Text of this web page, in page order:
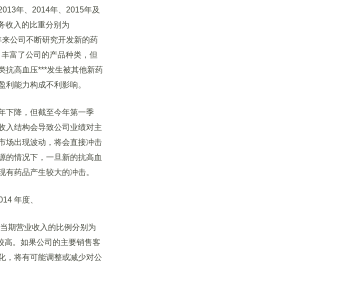
年、2014年、2015年及
收入的比重分别为
公司不断研究开发新的药
富了公司的产品种类，但
抗高血压***发生被其他新药
能力构成不利影响。
降，但截至今年第一季
入结构会导致公司业绩对主
场出现波动，将会直接冲击
的情况下，一旦新的抗高血
药品产生较大的冲击。
年度、
期营业收入的比例分别为
高。如果公司的主要销售客
，将有可能调整或减少对公